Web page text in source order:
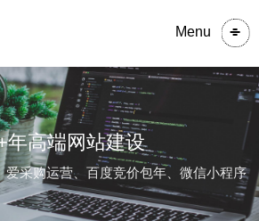
Menu
年高端网站建设
爱采购运营、百度竞价包年、微信小程序